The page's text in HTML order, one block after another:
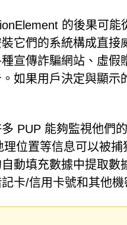
的後果可
它們的系統構成直
宣傳詐騙網站、虛
如果用戶決定與顯
PUP 能夠監視他們
理位置等信息可以被
動填充數據中提取
卡/信用卡號和其他